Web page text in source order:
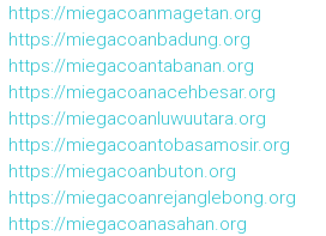
https://miegacoanmagetan.org
https://miegacoanbadung.org
https://miegacoantabanan.org
https://miegacoanacehbesar.org
https://miegacoanluwuutara.org
https://miegacoantobasamosir.org
https://miegacoanbuton.org
https://miegacoanrejanglebong.org
https://miegacoanasahan.org